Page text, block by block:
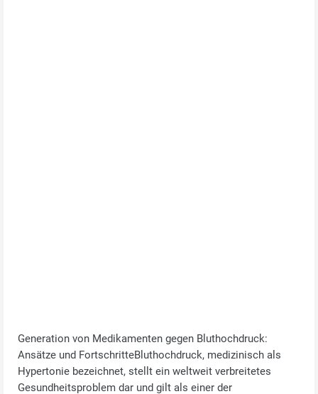
Generation von Medikamenten gegen Bluthochdruck:
Ansätze und FortschritteBluthochdruck, medizinisch als
Hypertonie bezeichnet, stellt ein weltweit verbreitetes
Gesundheitsproblem dar und gilt als einer der